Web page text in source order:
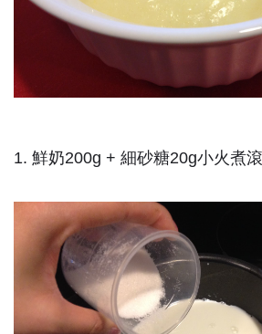
1. 鮮奶200g + 細砂糖20g小火煮滾